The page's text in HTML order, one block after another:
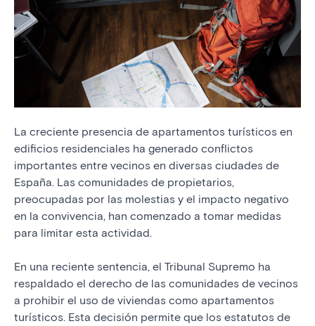
La creciente presencia de apartamentos turísticos en
edificios residenciales ha generado conflictos
importantes entre vecinos en diversas ciudades de
España. Las comunidades de propietarios,
preocupadas por las molestias y el impacto negativo
en la convivencia, han comenzado a tomar medidas
para limitar esta actividad.
En una reciente sentencia, el Tribunal Supremo ha
respaldado el derecho de las comunidades de vecinos
a prohibir el uso de viviendas como apartamentos
turísticos. Esta decisión permite que los estatutos de